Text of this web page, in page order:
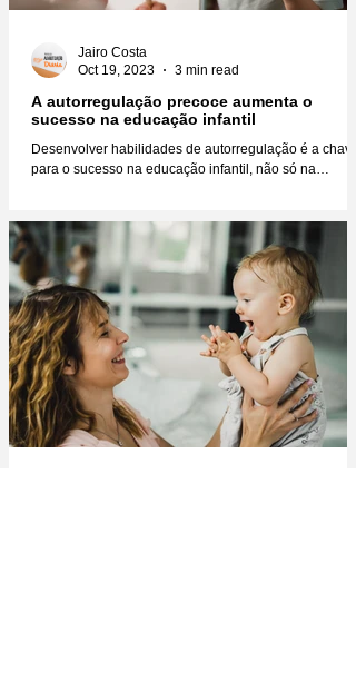
A autorregulação precoce aumenta o
sucesso na educação infantil
Desenvolver habilidades de autorregulação é a chave
para o sucesso na educação infantil, não só na
Jairo Costa
Oct 19, 2023
3 min read